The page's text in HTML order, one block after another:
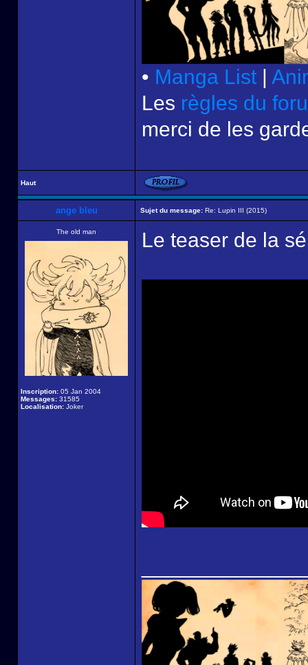
• Manga List |
Les règles du
merci de les
Haut
ange bleu Sujet du message: Re: Lupin III (2015)
The old man
Inscription: 05 Jan 2004
Messages: 31585
Localisation: Joker
Le teaser de la